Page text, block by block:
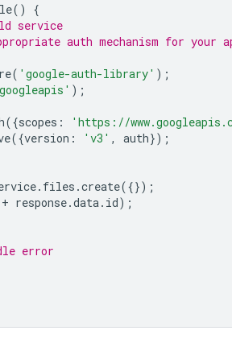
()
{
service
auth mechanism for your
( 'google-auth-library' );
);
({scopes : 'https://
({version : 'v3' , auth});
. files .create({});
+ response.data. id);
error